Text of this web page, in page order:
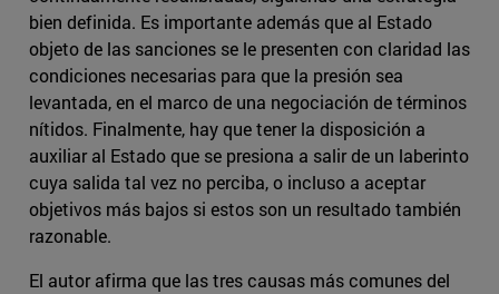
bien definida. Es importante además que al Estado
objeto de las sanciones se le presenten con claridad las
condiciones necesarias para que la presión sea
levantada, en el marco de una negociación de términos
nítidos. Finalmente, hay que tener la disposición a
auxiliar al Estado que se presiona a salir de un laberinto
cuya salida tal vez no perciba, o incluso a aceptar
objetivos más bajos si estos son un resultado también
razonable.
El autor afirma que las tres causas más comunes del